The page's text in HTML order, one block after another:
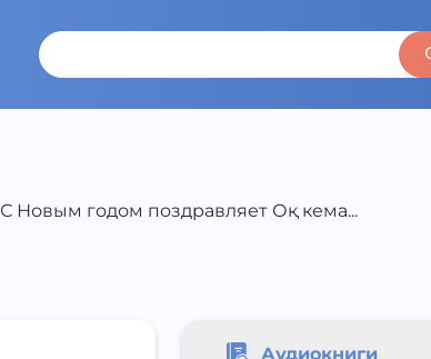
С Новым годом поздравляет Оқ кема...
Аудиокниги